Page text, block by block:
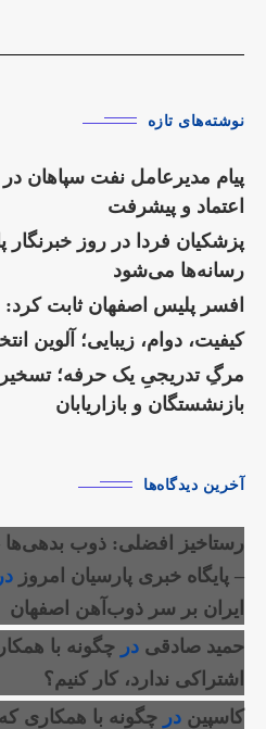
نوشته‌های تازه
پیام مدیرعامل نفت سپاهان
اعتماد و پیشرفت
پزشکیان فردا در روز
رسانه‌ها می‌شود
افسر پلیس اصفهان ثابت
کیفیت، دوام، زیبایی؛ آلوین
مرگِ تدریجیِ یک حرفه؛
بازنشستگان و بازاریابان
آخرین دیدگاه‌ها
رستاخیز افضلی: ذوب بدهی‌ها
– پایگاه خبری پارسیان امروز در
ایران بر سر ذوب‌آهن اصفهان
حمید صادقی در چگونه با
اشتراکی ندارد، کار کنیم؟
کاسپین در چگونه با همکاری